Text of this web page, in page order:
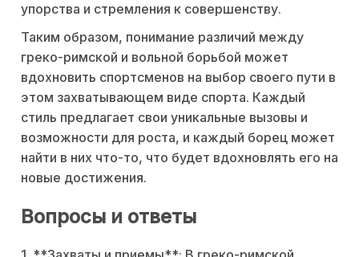
упорства и стремления к совершенству.
Таким образом, понимание различий между
греко-римской и вольной борьбой может
вдохновить спортсменов на выбор своего пути в
этом захватывающем виде спорта. Каждый
стиль предлагает свои уникальные вызовы и
возможности для роста, и каждый борец может
найти в них что-то, что будет вдохновлять его на
новые достижения.
Вопросы и ответы